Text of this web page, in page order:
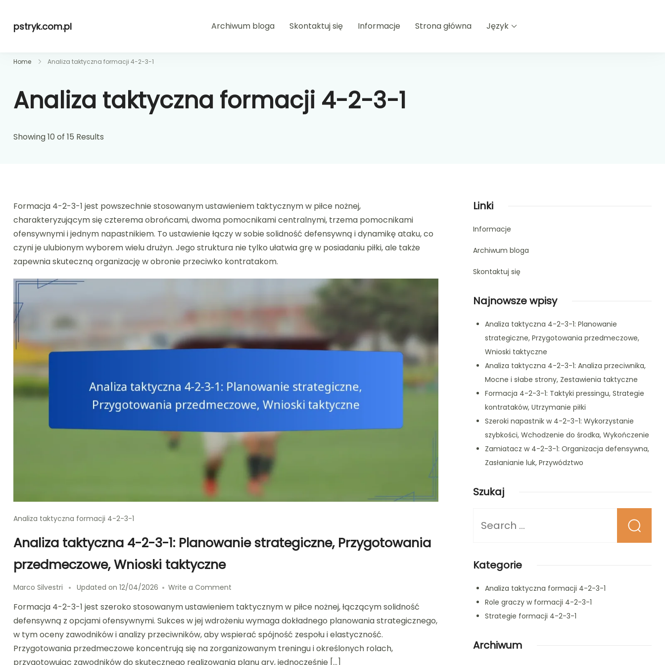
content
pstryk.com.pl Archiwum bloga Skontaktuj się Informacje Strona główna Język
Home Analiza taktyczna formacji 4-2-3-1
Analiza taktyczna formacji 4-2-3-1
Showing 10 of 15 Results
Formacja 4-2-3-1 jest powszechnie stosowanym ustawieniem taktycznym w piłce nożnej,
charakteryzującym się czterema obrońcami, dwoma pomocnikami centralnymi, trzema pomocnikami
ofensywnymi i jednym napastnikiem. To ustawienie łączy w sobie solidność defensywną i dynamikę ataku, co
czyni je ulubionym wyborem wielu drużyn. Jego struktura nie tylko ułatwia grę w posiadaniu piłki, ale także
zapewnia skuteczną organizację w obronie przeciwko kontratakom.
Analiza taktyczna formacji 4-2-3-1
Analiza taktyczna 4-2-3-1: Planowanie strategiczne, Przygotowania
przedmeczowe, Wnioski taktyczne
Marco Silvestri Updated on 12/04/2026 Write a Comment
taktyczna
4-
3-
1:
Planowanie
Formacja 4-2-3-1 jest szeroko stosowanym ustawieniem taktycznym w piłce nożnej, łączącym solidność
defensywną z opcjami ofensywnymi. Sukces w jej wdrożeniu wymaga dokładnego planowania strategicznego,
w tym oceny zawodników i analizy przeciwników, aby wspierać spójność zespołu i elastyczność.
Przygotowania przedmeczowe koncentrują się na zorganizowanym treningu i określonych rolach,
przygotowując zawodników do skutecznego realizowania planu gry, jednocześnie […]
Linki
Informacje
Archiwum bloga
Skontaktuj się
Najnowsze wpisy
Analiza taktyczna 4-2-3-1: Planowanie
strategiczne, Przygotowania przedmeczowe,
Wnioski taktyczne
Analiza taktyczna 4-2-3-1: Analiza przeciwnika,
Mocne i słabe strony, Zestawienia taktyczne
Formacja 4-2-3-1: Taktyki pressingu, Strategie
kontrataków, Utrzymanie piłki
Szeroki napastnik w 4-2-3-1: Wykorzystanie
szybkości, Wchodzenie do środka, Wykończenie
Zamiatacz w 4-2-3-1: Organizacja defensywna,
Zasłanianie luk, Przywództwo
Szukaj
for
Kategorie
Analiza taktyczna formacji 4-2-3-1
Role graczy w formacji 4-2-3-1
Strategie formacji 4-2-3-1
Archiwum